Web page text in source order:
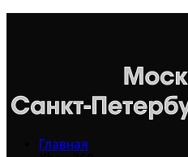
Главная